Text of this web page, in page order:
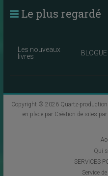
Le plus regardé
Les nouveaux
livres
BLOGUE
Copyright © 2026 Quartz-
en place par Création de sites
Qui
SERVICES
Service